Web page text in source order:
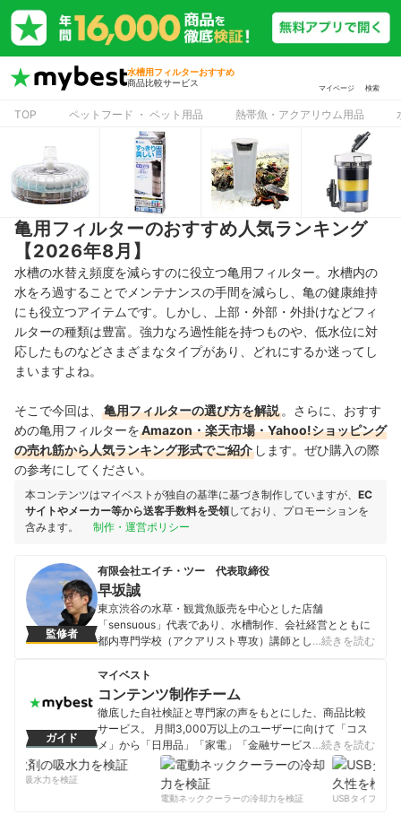
水槽用フィルターおすすめ
商品比較サービス
マイページ 検索
TOP ペットフード ・ ペット用品 熱帯魚・アクアリウム用品
亀用フィルターのおすすめ人気ランキング
【2026年8月】
水槽の水替え頻度を減らすのに役立つ亀用フィルター。水槽内の
水をろ過することでメンテナンスの手間を減らし、亀の健康維持
にも役立つアイテムです。しかし、上部・外部・外掛けなどフィ
ルターの種類は豊富。強力なろ過性能を持つものや、低水位に対
応したものなどさまざまなタイプがあり、どれにするか迷ってし
まいますよね。
そこで今回は、 亀用フィルターの選び方を解説 。さらに、おすす
めの亀用フィルターをAmazon・楽天市場・Yahoo!ショッピング
の売れ筋から人気ランキング形式でご紹介 します。ぜひ購入の際
の参考にしてください。
本コンテンツはマイベストが独自の基準に基づき制作していますが、 EC
サイトやメーカー等から送客手数料を受領しており、プロモーションを
含みます。
制作・運営ポリシー
監修者
有限会社エイチ・ツー 代表取締役
早坂誠
東京渋谷の水草・観賞魚販売を中心とした店舗
「sensuous」代表であり、水槽制作、会社経営とともに
都内専門学校（アクアリスト専攻）講師として教壇にも
ア的存在の一人。2001年より水草を用いた作品を専門誌
やインテリア誌に数多く発表しており、朝の連続テレビ
小説「あまちゃん」に登場した海女カフェ水槽を始め多
くのテレビ番組セットや企画展、各イベントなどでアク
アリウム作品を手掛けている。2016年6〜7月にはEテレ
「アクアリウムとテラリウム」の講師での出演。2017・
18年には水草と観賞魚の企画展「グリーンアクアリウム
展」でのディレクションを担当する。観賞魚飼育管理士
アドバンス・愛玩動物飼養管理士2級・ビオトープ計画管
…続きを読む
ガイド
マイベスト
コンテンツ制作チーム
徹底した自社検証と専門家の声をもとにした、商品比較
サービス。 月間3,000万以上のユーザーに向けて「コス
メ」から「日用品」「家電」「金融サービス」まで、ベ
ストな商品を選んでもらうために、毎日コンテンツを制
コンテンツ制作チームのプロフィール
…続きを読む
の吸水力を検証
電動ネッククーラーの冷却力を検証
USBタイプCケー